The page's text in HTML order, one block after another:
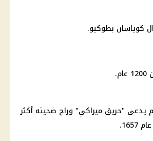
كوياسان بطوكيو.
"حريق ميراكي" وراح ضحيته أكثر